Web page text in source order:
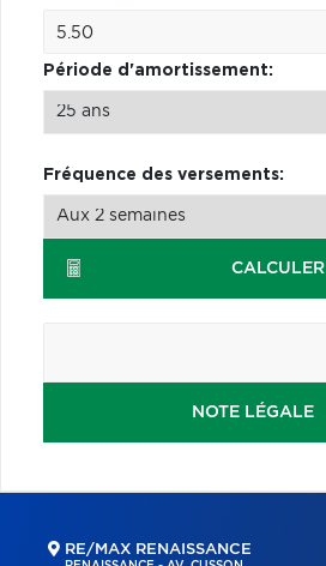
Période d'amortissement:
Fréquence des versements:
CALCULER
NOTE LÉGALE
RE/MAX RENAISSANCE